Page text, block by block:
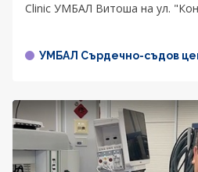
Clinic УМБАЛ Витоша на ул.
УМБАЛ Сърдечно-съдов